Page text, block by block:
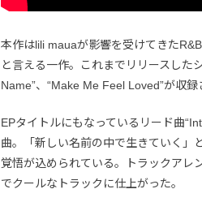
本作はlili mauaが影響を受けてきた
と言える一作。これまでリリースした
Name”、“Make Me Feel Loved”が収録
EPタイトルにもなっているリード曲
曲。「新しい名前の中で生きていく」
覚悟が込められている。トラックアレ
でクールなトラックに仕上がった。